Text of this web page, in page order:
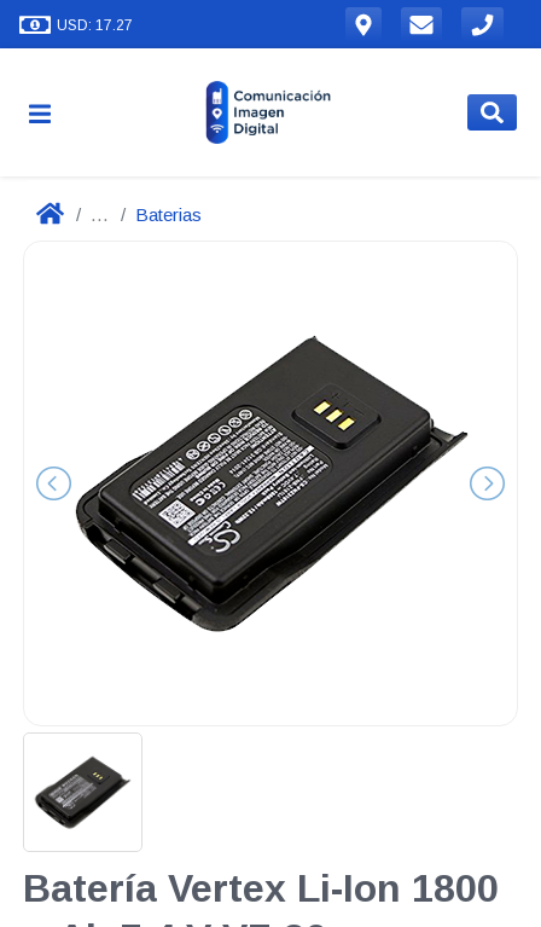
USD: 17.27
... Baterias
Batería Vertex Li-Ion 1800